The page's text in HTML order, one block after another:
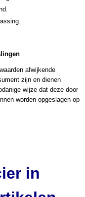
afwijkende
zijn en dienen
wijze dat deze door
worden opgeslagen op
in